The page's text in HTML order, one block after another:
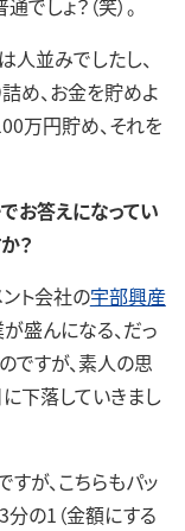
人並みでしたし、
め、お金を貯めよ
万円貯め、それを
お答えになってい
？
ト会社の宇部興産
盛んになる、だっ
ですが、素人の思
下落していきまし
すが、こちらもパッ
分の1（金額にする